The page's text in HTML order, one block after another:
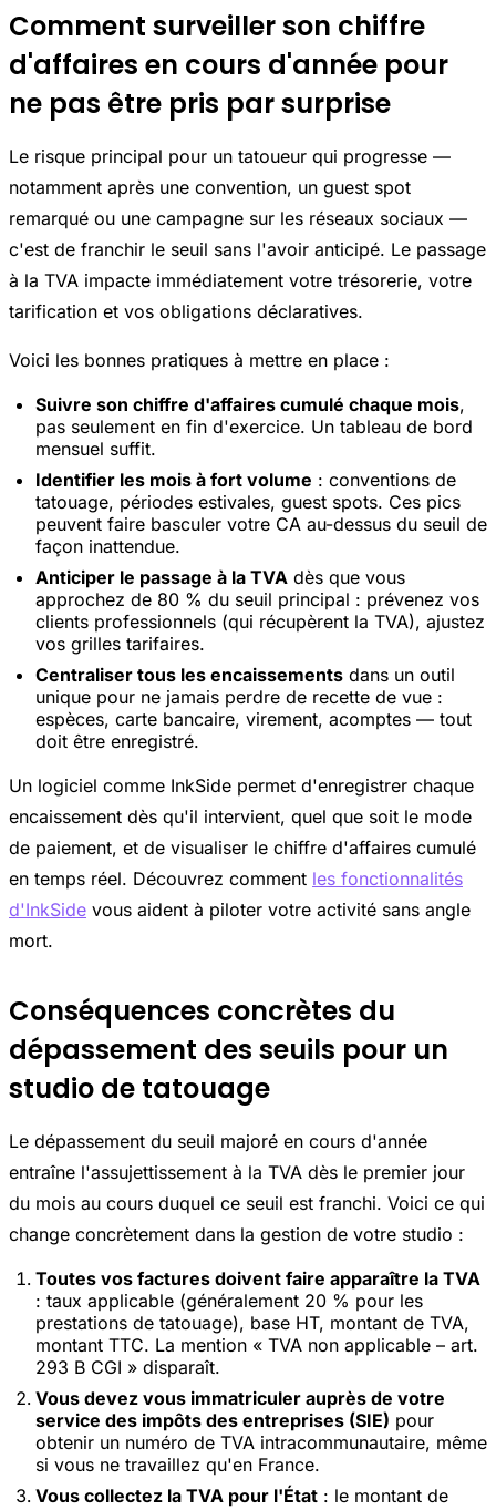
Comment surveiller son chiffre
d'affaires en cours d'année pour
ne pas être pris par surprise
Le risque principal pour un tatoueur qui progresse —
notamment après une convention, un guest spot
remarqué ou une campagne sur les réseaux sociaux —
c'est de franchir le seuil sans l'avoir anticipé. Le passage
à la TVA impacte immédiatement votre trésorerie, votre
tarification et vos obligations déclaratives.
Voici les bonnes pratiques à mettre en place :
Suivre son chiffre d'affaires cumulé chaque mois,
pas seulement en fin d'exercice. Un tableau de bord
mensuel suffit.
Identifier les mois à fort volume : conventions de
tatouage, périodes estivales, guest spots. Ces pics
peuvent faire basculer votre CA au-dessus du seuil de
façon inattendue.
Anticiper le passage à la TVA dès que vous
approchez de 80 % du seuil principal : prévenez vos
clients professionnels (qui récupèrent la TVA), ajustez
vos grilles tarifaires.
Centraliser tous les encaissements dans un outil
unique pour ne jamais perdre de recette de vue :
espèces, carte bancaire, virement, acomptes — tout
doit être enregistré.
Un logiciel comme InkSide permet d'enregistrer chaque
encaissement dès qu'il intervient, quel que soit le mode
de paiement, et de visualiser le chiffre d'affaires cumulé
en temps réel. Découvrez comment les fonctionnalités
d'InkSide vous aident à piloter votre activité sans angle
mort.
Conséquences concrètes du
dépassement des seuils pour un
studio de tatouage
Le dépassement du seuil majoré en cours d'année
entraîne l'assujettissement à la TVA dès le premier jour
du mois au cours duquel ce seuil est franchi. Voici ce qui
change concrètement dans la gestion de votre studio :
Toutes vos factures doivent faire apparaître la TVA
: taux applicable (généralement 20 % pour les
prestations de tatouage), base HT, montant de TVA,
montant TTC. La mention « TVA non applicable – art.
293 B CGI » disparaît.
Vous devez vous immatriculer auprès de votre
service des impôts des entreprises (SIE) pour
obtenir un numéro de TVA intracommunautaire, même
si vous ne travaillez qu'en France.
Vous collectez la TVA pour l'État : le montant de